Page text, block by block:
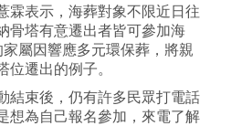
霖表示，海葬對象不限近日往
骨塔有意遷出者皆可參加海
屬因響應多元環保葬，將親
位遷出的例子。
結束後，仍有許多民眾打電話
想為自己報名參加，來電了解